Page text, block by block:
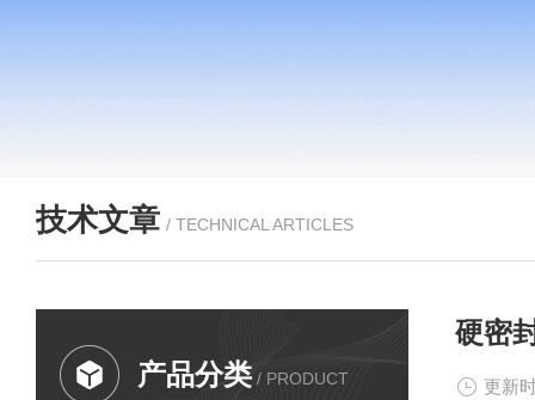
技术文章 / TECHNICAL ARTICLES
产品分类 / PRODUCT
硬密
更新